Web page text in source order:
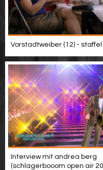
Vorstadtweiber (12) - staffel
Interview mit andrea berg
(schlagerbooom open air